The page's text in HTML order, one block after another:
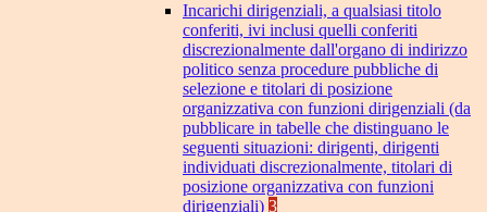
Incarichi dirigenziali, a qualsiasi titolo
conferiti, ivi inclusi quelli conferiti
discrezionalmente dall'organo di indirizzo
politico senza procedure pubbliche di
selezione e titolari di posizione
organizzativa con funzioni dirigenziali (da
pubblicare in tabelle che distinguano le
seguenti situazioni: dirigenti, dirigenti
individuati discrezionalmente, titolari di
posizione organizzativa con funzioni
dirigenziali) 3